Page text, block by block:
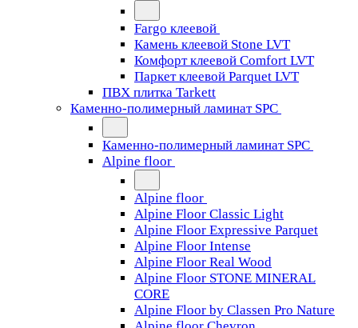
Fargo клеевой
Камень клеевой Stone LVT
Комфорт клеевой Comfort LVT
Паркет клеевой Parquet LVT
ПВХ плитка Tarkett
Каменно-полимерный ламинат SPC
Каменно-полимерный ламинат SPC
Alpine floor
Alpine floor
Alpine Floor Classic Light
Alpine Floor Expressive Parquet
Alpine Floor Intense
Alpine Floor Real Wood
Alpine Floor STONE MINERAL
CORE
Alpine Floor by Classen Pro Nature